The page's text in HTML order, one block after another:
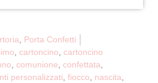
, Porta Confetti
, cartoncino, cartoncino
, comunione, confettata,
personalizzati, fiocco, nascita,